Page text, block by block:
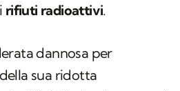
rifiuti radioattivi.
dannosa per
sua ridotta